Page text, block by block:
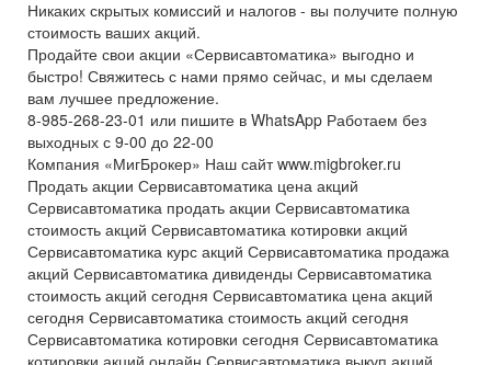
Никаких скрытых комиссий и налогов - вы получите полную
стоимость ваших акций.
Продайте свои акции «Сервисавтоматика» выгодно и
быстро! Свяжитесь с нами прямо сейчас, и мы сделаем
вам лучшее предложение.
8-985-268-23-01 или пишите в WhatsApp Работаем без
выходных с 9-00 до 22-00
Компания «МигБрокер» Наш сайт www.migbroker.ru
Продать акции Сервисавтоматика цена акций
Сервисавтоматика продать акции Сервисавтоматика
стоимость акций Сервисавтоматика котировки акций
Сервисавтоматика курс акций Сервисавтоматика продажа
акций Сервисавтоматика дивиденды Сервисавтоматика
стоимость акций сегодня Сервисавтоматика цена акций
сегодня Сервисавтоматика стоимость акций сегодня
Сервисавтоматика котировки сегодня Сервисавтоматика
котировки акций онлайн Сервисавтоматика выкуп акций